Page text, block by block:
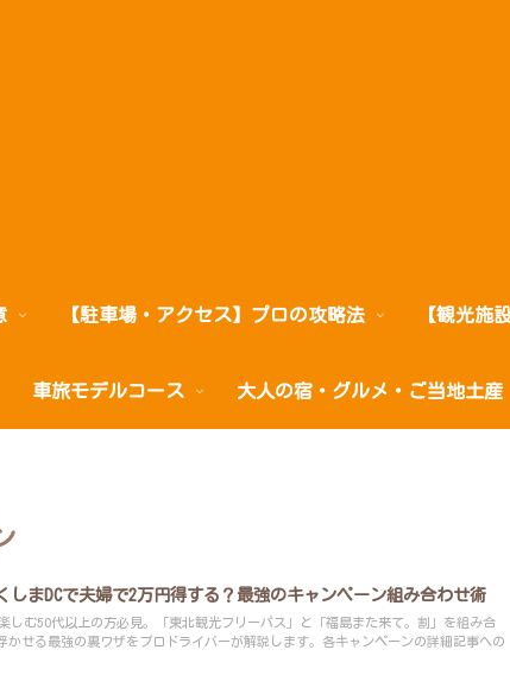
【駐車場・アクセス】プロの攻略法 【観光施
車旅モデルコース 大人の宿・グルメ・ご当地土産
しまDCで夫婦で2万円得する？最強のキャンペーン組み合わせ術
しむ50代以上の方必見。「東北観光フリーパス」と「福島また来て。割」を組み合
かせる最強の裏ワザをプロドライバーが解説します。各キャンペーンの詳細記事への